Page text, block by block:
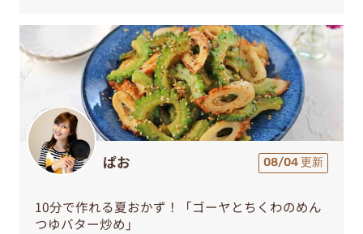
ぱお 08/04 更新
10分で作れる夏おかず！「ゴーヤとちくわのめん
つゆバター炒め」